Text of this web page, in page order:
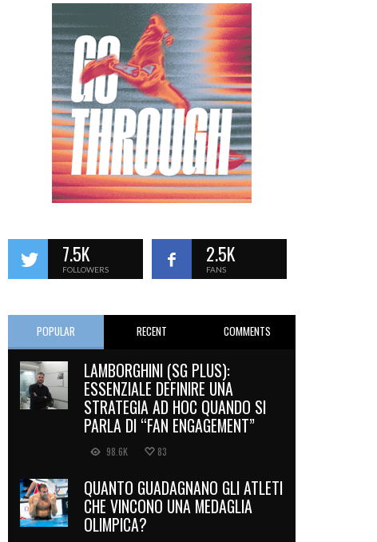
7.5K
FOLLOWERS
2.5K
FANS
POPULAR RECENT COMMENTS
LAMBORGHINI (SG PLUS):
ESSENZIALE DEFINIRE UNA
STRATEGIA AD HOC QUANDO SI
PARLA DI “FAN ENGAGEMENT”
98.6K 83
QUANTO GUADAGNANO GLI ATLETI
CHE VINCONO UNA MEDAGLIA
OLIMPICA?